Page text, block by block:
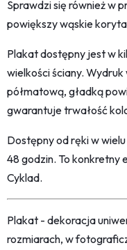
Sprawdzi się również w
powiększy wąskie
Plakat dostępny jest w
wielkości ściany.
półmatową, gładką
gwarantuje trwałość
Dostępny od ręki w
48 godzin. To konkretny
Cyklad.
Plakat - dekoracja
rozmiarach, w